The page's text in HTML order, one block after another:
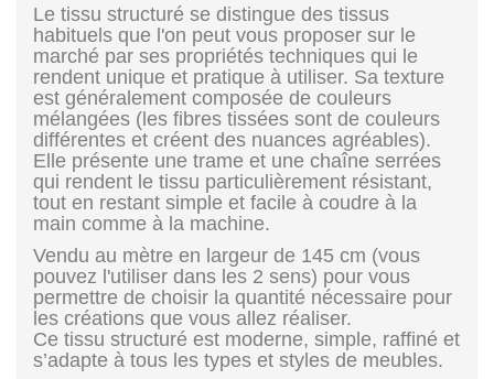
Le tissu structuré se distingue des tissus
habituels que l'on peut vous proposer sur le
marché par ses propriétés techniques qui le
rendent unique et pratique à utiliser. Sa texture
est généralement composée de couleurs
mélangées (les fibres tissées sont de couleurs
différentes et créent des nuances agréables).
Elle présente une trame et une chaîne serrées
qui rendent le tissu particulièrement résistant,
tout en restant simple et facile à coudre à la
main comme à la machine.
Vendu au mètre en largeur de 145 cm (vous
pouvez l'utiliser dans les 2 sens) pour vous
permettre de choisir la quantité nécessaire pour
les créations que vous allez réaliser.
Ce tissu structuré est moderne, simple, raffiné et
s’adapte à tous les types et styles de meubles.